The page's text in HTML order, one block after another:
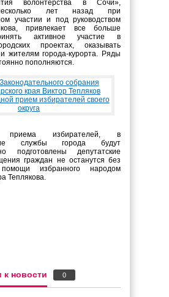
волонтерства в Сочи»,
лет назад при
участии и под руководством
привлекает все больше
активное участие в
проектах, оказывать
жителям города-курорта. Ряды
пополняются.
избирателей, в
службы города будут
подготовлены депутатские
граждан не останутся без
избранного народом
Теплякова.
к новости 0